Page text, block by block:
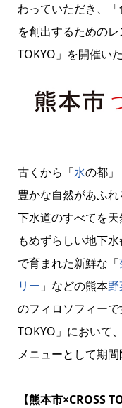
わっていただき、
を創出するための
TOKYO」を開催いた
古くから「水の都」
豊かな自然があふ
下水道のすべてを
もめずらしい地下
で育まれた新鮮な「
リー 」などの熊本野
のフィロソフィー
TOKYO」において
メニューとして期間
【熊本市×CROSS